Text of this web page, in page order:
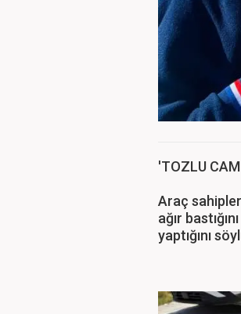
'TOZLU
Araç
ağır
yaptığını